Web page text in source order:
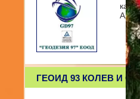
ГЕОИД 93 КОЛЕВ И